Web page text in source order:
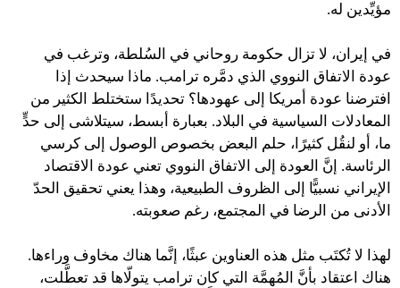
مؤيِّدين له.
في إيران، لا تزال حكومة روحاني في السُلطة، وترغب في
عودة الاتفاق النووي الذي دمَّره ترامب. ماذا سيحدث إذا
افترضنا عودة أمريكا إلى عهودها؟ تحديدًا ستختلط الكثير من
المعادلات السياسية في البلاد. بعبارة أبسط، سيتلاشى إلى حدٍّ
ما، أو لنقُل كثيرًا، حلم البعض بخصوص الوصول إلى كرسي
الرئاسة. إنَّ العودة إلى الاتفاق النووي تعني عودة الاقتصاد
الإيراني نسبيًّا إلى الظروف الطبيعية، وهذا يعني تحقيق الحدّ
الأدنى من الرضا في المجتمع، رغم صعوبته.
لهذا لا تُكتَب مثل هذه العناوين عبثًا، إنَّما هناك مخاوف وراءها.
هناك اعتقاد بأنَّ المُهمَّة التي كان ترامب يتولّاها قد تعطَّلت،